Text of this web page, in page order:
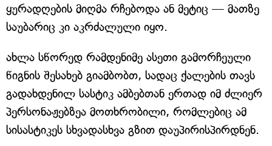
ყურადღების მიღმა რჩებოდა ან მეტიც — მათზე
საუბარიც კი აკრძალული იყო.
ახლა სწორედ რამდენიმე ასეთი გამორჩეული
წიგნის შესახებ გიამბობთ, სადაც ქალების თავს
გადახდენილ სასტიკ ამბებთან ერთად იმ ძლიერ
პერსონაჟებზეა მოთხრობილი, რომლებიც ამ
სისასტიკეს სხვადასხვა გზით დაუპირისპირდნენ.